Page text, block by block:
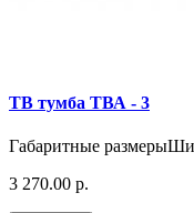
ТВ тумба ТВА - 3
Габаритные
3 270.00 р.